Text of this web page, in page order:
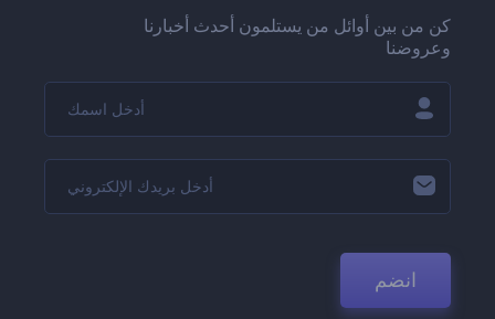
كن من بين أوائل من يستلمون أحدث أخبارنا
وعروضنا
انضم